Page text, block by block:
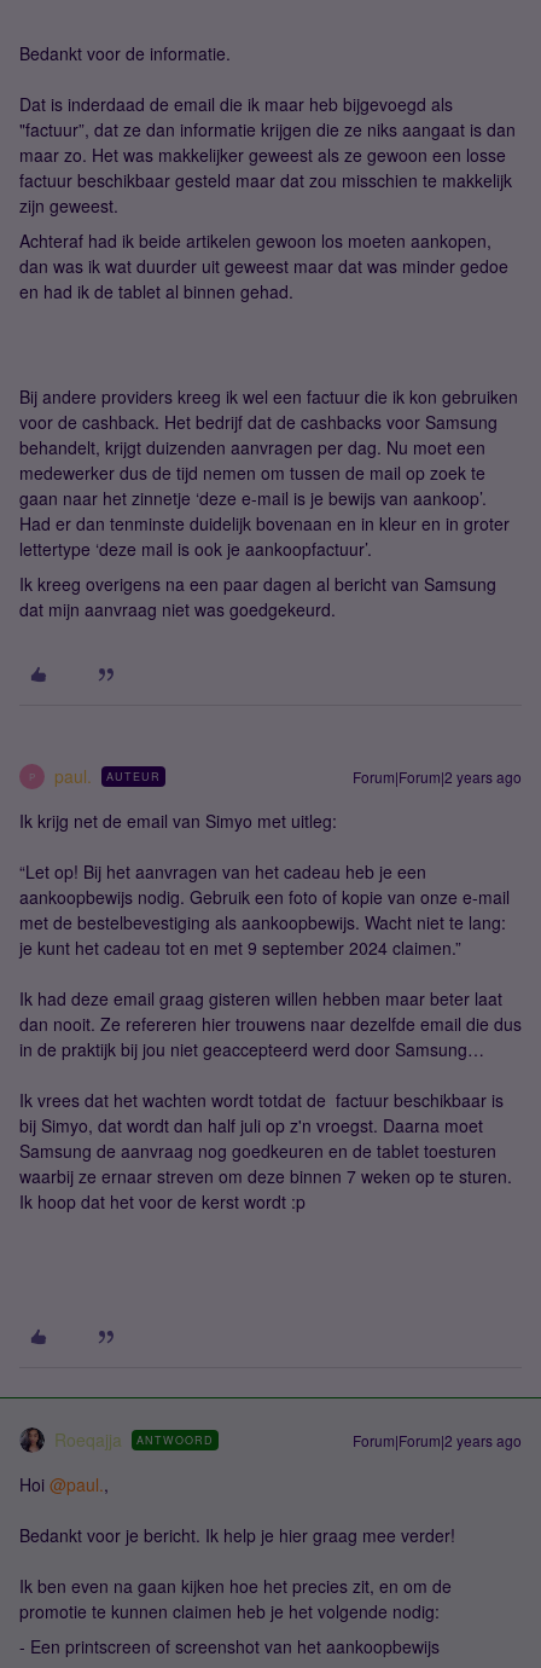
Bedankt voor de informatie.
Dat is inderdaad de email die ik maar heb bijgevoegd als
"factuur”, dat ze dan informatie krijgen die ze niks aangaat is dan
maar zo. Het was makkelijker geweest als ze gewoon een losse
factuur beschikbaar gesteld maar dat zou misschien te makkelijk
zijn geweest.
Achteraf had ik beide artikelen gewoon los moeten aankopen,
dan was ik wat duurder uit geweest maar dat was minder gedoe
en had ik de tablet al binnen gehad.
Bij andere providers kreeg ik wel een factuur die ik kon gebruiken
voor de cashback. Het bedrijf dat de cashbacks voor Samsung
behandelt, krijgt duizenden aanvragen per dag. Nu moet een
medewerker dus de tijd nemen om tussen de mail op zoek te
gaan naar het zinnetje ‘deze e-mail is je bewijs van aankoop’.
Had er dan tenminste duidelijk bovenaan en in kleur en in groter
lettertype ‘deze mail is ook je aankoopfactuur’.
Ik kreeg overigens na een paar dagen al bericht van Samsung
dat mijn aanvraag niet was goedgekeurd.
P paul. AUTEUR Forum|Forum|2 years ago
Ik krijg net de email van Simyo met uitleg:
“Let op! Bij het aanvragen van het cadeau heb je een
aankoopbewijs nodig. Gebruik een foto of kopie van onze e-mail
met de bestelbevestiging als aankoopbewijs. Wacht niet te lang:
je kunt het cadeau tot en met 9 september 2024 claimen.”
Ik had deze email graag gisteren willen hebben maar beter laat
dan nooit. Ze refereren hier trouwens naar dezelfde email die dus
in de praktijk bij jou niet geaccepteerd werd door Samsung…
Ik vrees dat het wachten wordt totdat de factuur beschikbaar is
bij Simyo, dat wordt dan half juli op z'n vroegst. Daarna moet
Samsung de aanvraag nog goedkeuren en de tablet toesturen
waarbij ze ernaar streven om deze binnen 7 weken op te sturen.
Ik hoop dat het voor de kerst wordt :p
Roeqajja ANTWOORD Forum|Forum|2 years ago
Hoi @paul.,
Bedankt voor je bericht. Ik help je hier graag mee verder!
Ik ben even na gaan kijken hoe het precies zit, en om de
promotie te kunnen claimen heb je het volgende nodig:
- Een printscreen of screenshot van het aankoopbewijs